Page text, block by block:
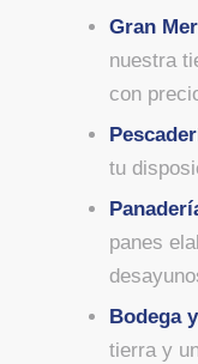
Gran
nuestra
con
tu
panes
Bodega
tierra y